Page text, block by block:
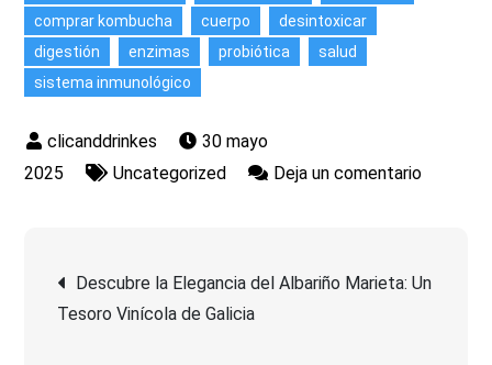
comprar kombucha
cuerpo
desintoxicar
digestión
enzimas probiótica
salud
sistema inmunológico
30 mayo
2025
Uncategorized Deja un comentarioen
Navegación
de
Descubre la Elegancia del Albariño Marieta: Un
Tesoro Vinícola de Galicia